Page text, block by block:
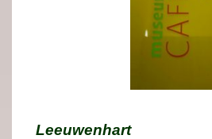
Leeuwenhart